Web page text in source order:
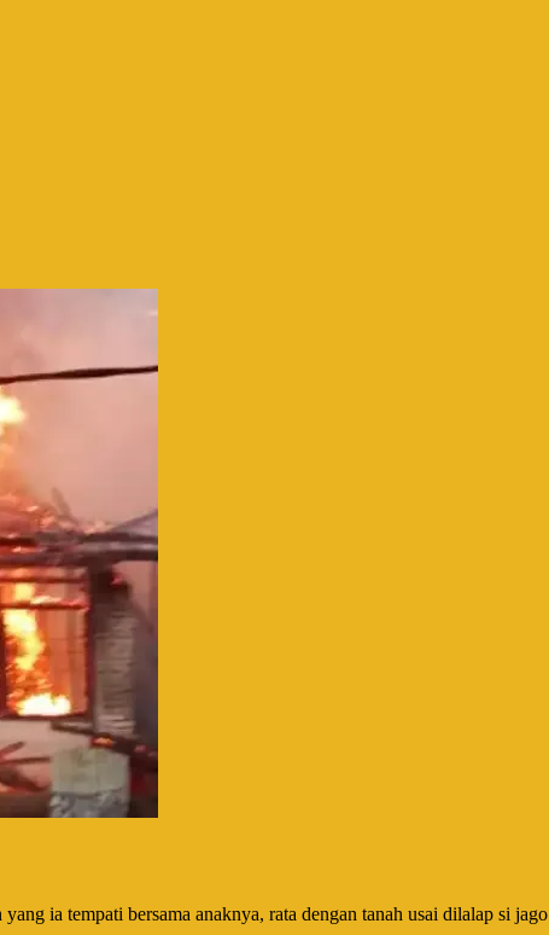
ia tempati bersama anaknya, rata dengan tanah usai dilalap si jago